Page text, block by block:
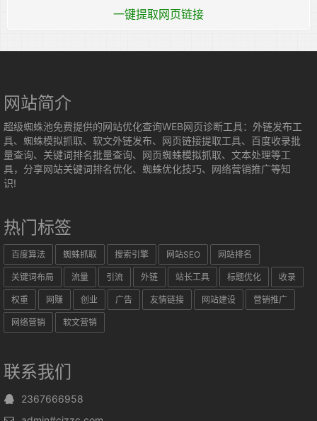
一键提取网页链接
网站简介
超级蜘蛛池免费提供的网站优化查询WEB网页诊断工具：外链发布工
具、蜘蛛模拟抓取、软文外链发布、网页链接提取工具、百度收录批
量查询、关键词排名批量查询、网页蜘蛛模拟抓取、文本处理等工
具，分享网站关键词排名优化、蜘蛛优化技巧、网络营销推广等知
识!
热门标签
百度算法 蜘蛛抓取 搜索引擎 网站SEO 网站排名
关键词布局 流量 引流 外链 站长工具 标题优化 收录
权重 网赚 创业 广告 友情链接 网站建设 营销推广
网络营销 软文营销
联系我们
2367666958